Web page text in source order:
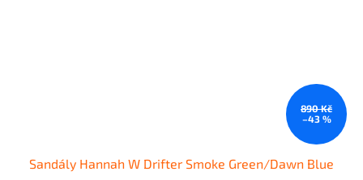
890 Kč
–43 %
Sandály Hannah W Drifter Smoke Green/Dawn Blue